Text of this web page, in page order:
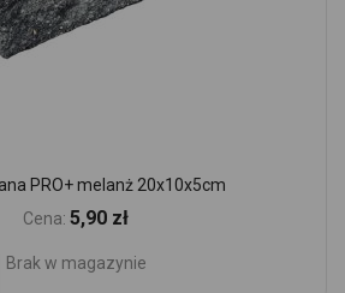
PRO+ melanż 20x10x5cm
Cena: 5,90 zł
Brak w magazynie
do Ulubionych